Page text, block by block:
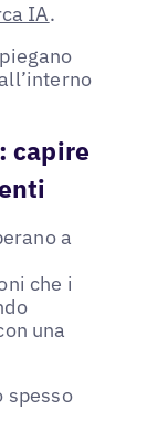
IA.
capire
a
che i
una
spesso